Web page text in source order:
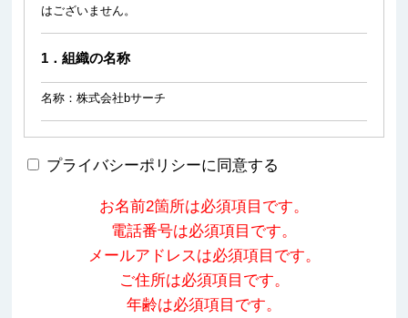
はございません。
1．組織の名称
名称：株式会社bサーチ
所属：株式会社bサーチ
連絡先：https://www.bsearch.co.jp/contact/ 03-6721-5113
3．個人情報の利用目的
当社が個人情報並を収集・利用する目的，及び保有個人デー
プライバシーポリシーに同意する
お名前2箇所は必須項目です。
電話番号は必須項目です。
メールアドレスは必須項目です。
ご住所は必須項目です。
年齢は必須項目です。